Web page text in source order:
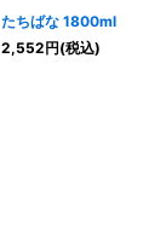
たちばな 1800ml
2,552円(税込)